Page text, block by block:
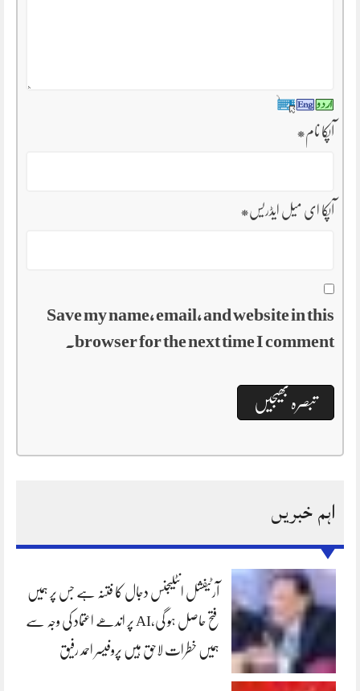
آپکا نام*
آپکا ای میل ایڈریس*
Save my name, email, and website in this
browser for the next time I comment.
اہم خبریں
آرٹیفشل انٹلیجنس دجال کا فتنہ ہے جس پر ہمیں
فتح حاصل ہو گی،AI پر اندھے اعتماد کی وجہ سے
ہمیں خطرات لاحق ہیں پروفیسر احمد رفیق